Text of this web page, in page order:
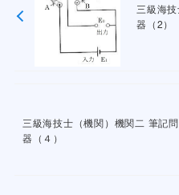
三級海
器（2）
三級海技士（機関）機関二 筆記
器（４）